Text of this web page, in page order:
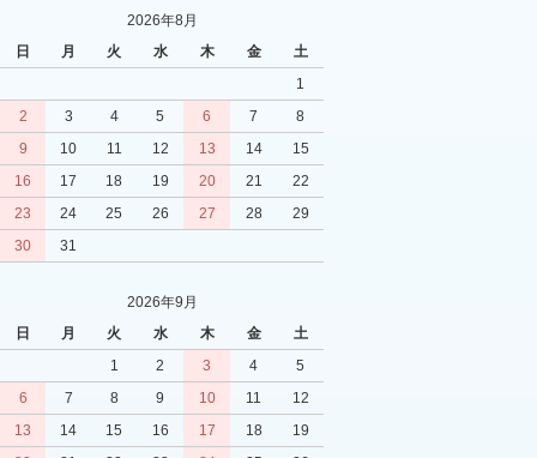
2026年8月
日
月 火 水 木 金
土
1
2
3 4 5 6 7
8
9
10 11 12 13 14
15
16
17 18 19 20 21
22
23
24 25 26 27 28
29
30
31
2026年9月
日
月 火 水 木 金
土
1
2 3 4
5
6
7 8 9 10 11
12
13
14 15 16 17 18
19